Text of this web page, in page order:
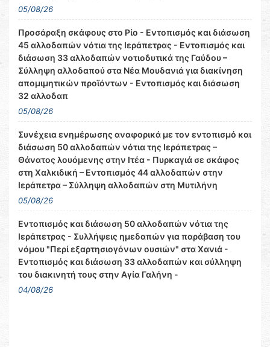
05/08/26
Προσάραξη σκάφους στο Ρίο - Εντοπισμός και διάσωση
45 αλλοδαπών νότια της Ιεράπετρας - Εντοπισμός και
διάσωση 33 αλλοδαπών νοτιοδυτικά της Γαύδου –
Σύλληψη αλλοδαπού στα Νέα Μουδανιά για διακίνηση
απομιμητικών προϊόντων - Εντοπισμός και διάσωση
32 αλλοδαπ
05/08/26
Συνέχεια ενημέρωσης αναφορικά με τον εντοπισμό και
διάσωση 50 αλλοδαπών νότια της Ιεράπετρας –
Θάνατος λουόμενης στην Ιτέα - Πυρκαγιά σε σκάφος
στη Χαλκιδική – Εντοπισμός 44 αλλοδαπών στην
Ιεράπετρα – Σύλληψη αλλοδαπών στη Μυτιλήνη
05/08/26
Εντοπισμός και διάσωση 50 αλλοδαπών νότια της
Ιεράπετρας - Συλλήψεις ημεδαπών για παράβαση του
νόμου "Περί εξαρτησιογόνων ουσιών" στα Χανιά -
Εντοπισμός και διάσωση 33 αλλοδαπών και σύλληψη
του διακινητή τους στην Αγία Γαλήνη -
04/08/26